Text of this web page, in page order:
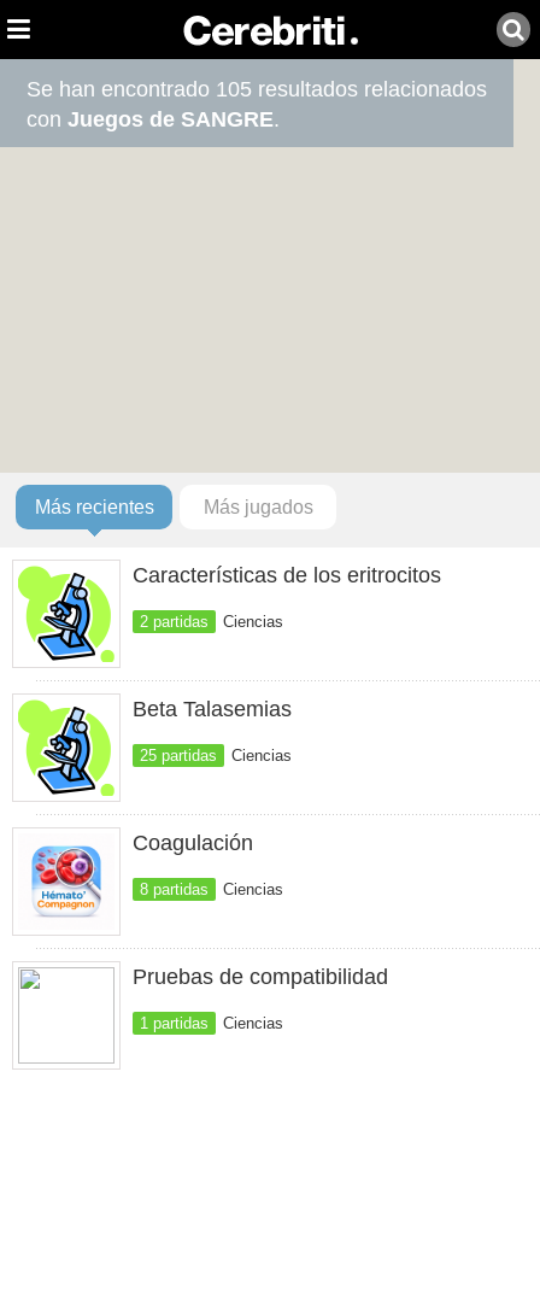
Se han encontrado 105 resultados relacionados
conJuegos de SANGRE.
Más recientes Más jugados
Características de los eritrocitos
2 partidas Ciencias
Beta Talasemias
25 partidas Ciencias
Coagulación
8 partidas Ciencias
Pruebas de compatibilidad
1 partidas Ciencias